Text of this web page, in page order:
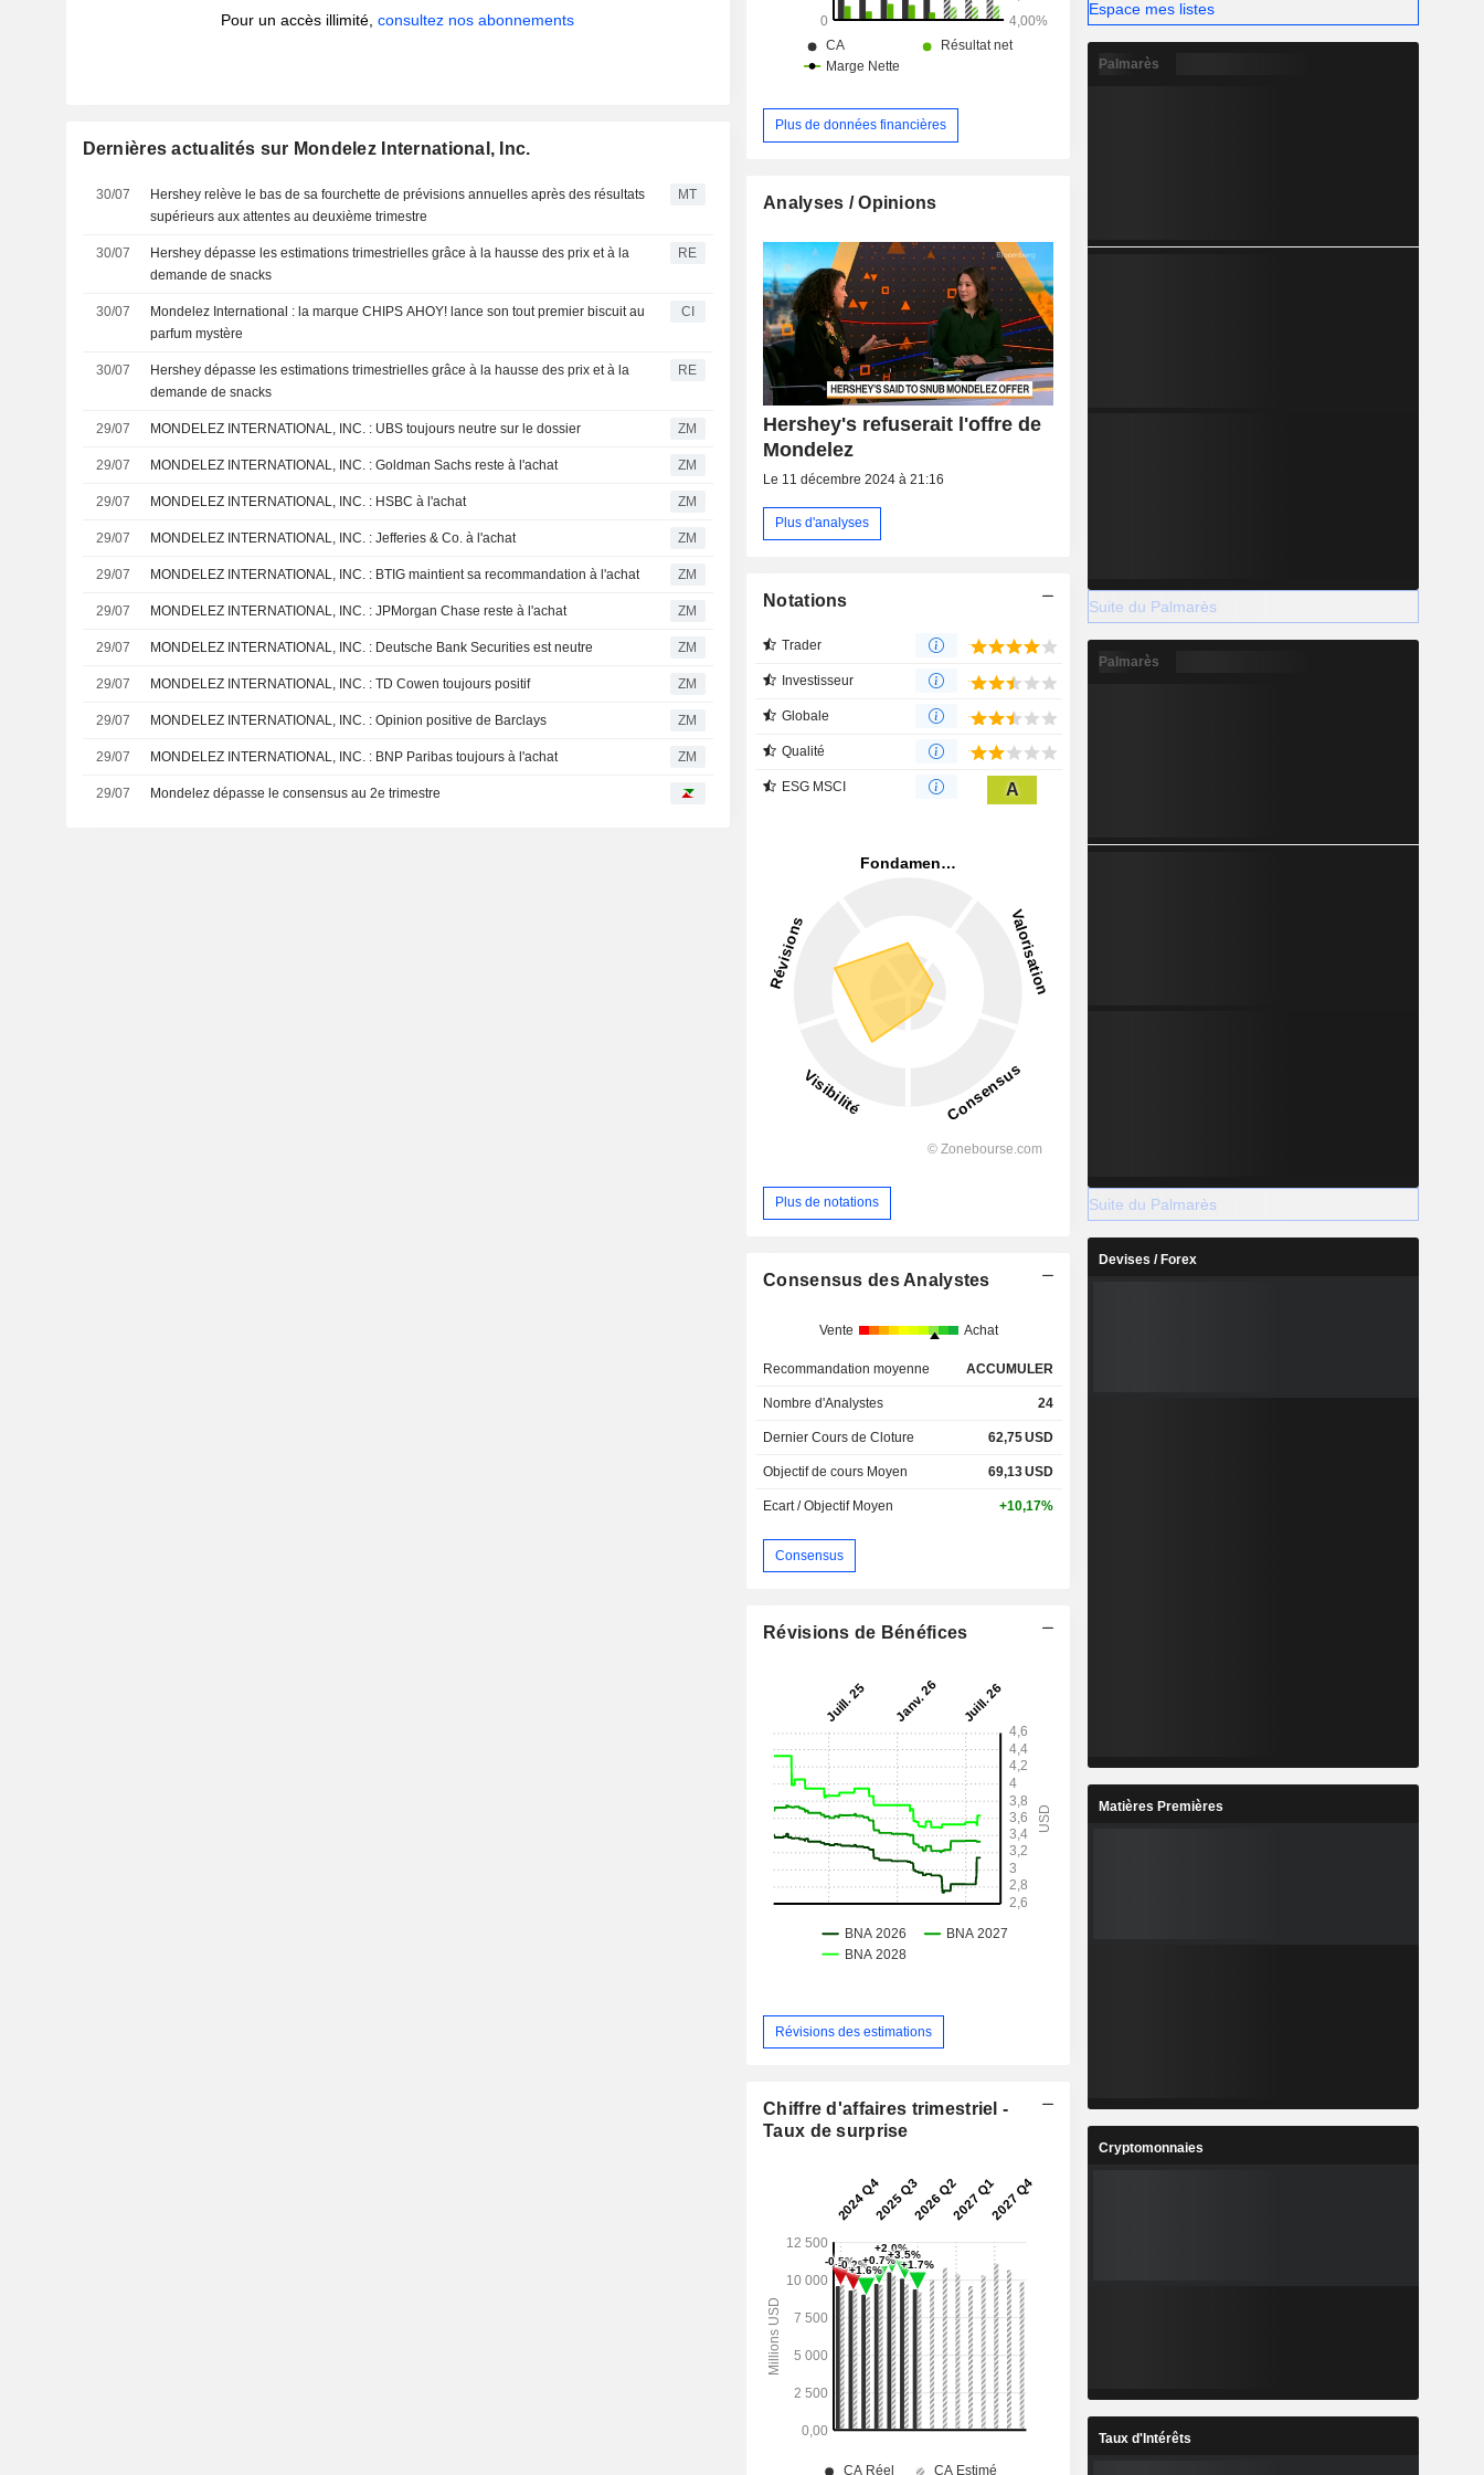
Pour un accès illimité,consultez nos abonnements
Dernières actualités sur Mondelez International, Inc.
30/07
Hershey relève le bas de sa fourchette de prévisions annuelles après des résultats
supérieurs aux attentes au deuxième trimestre
MT
30/07
Hershey dépasse les estimations trimestrielles grâce à la hausse des prix et à la
demande de snacks
RE
30/07
Mondelez International : la marque CHIPS AHOY! lance son tout premier biscuit au
parfum mystère
CI
30/07
Hershey dépasse les estimations trimestrielles grâce à la hausse des prix et à la
demande de snacks
RE
29/07 MONDELEZ INTERNATIONAL, INC. : UBS toujours neutre sur le dossier ZM
29/07 MONDELEZ INTERNATIONAL, INC. : Goldman Sachs reste à l'achat ZM
29/07 MONDELEZ INTERNATIONAL, INC. : HSBC à l'achat ZM
29/07 MONDELEZ INTERNATIONAL, INC. : Jefferies & Co. à l'achat ZM
29/07 MONDELEZ INTERNATIONAL, INC. : BTIG maintient sa recommandation à l'achat ZM
29/07 MONDELEZ INTERNATIONAL, INC. : JPMorgan Chase reste à l'achat ZM
29/07 MONDELEZ INTERNATIONAL, INC. : Deutsche Bank Securities est neutre ZM
29/07 MONDELEZ INTERNATIONAL, INC. : TD Cowen toujours positif ZM
29/07 MONDELEZ INTERNATIONAL, INC. : Opinion positive de Barclays ZM
29/07 MONDELEZ INTERNATIONAL, INC. : BNP Paribas toujours à l'achat ZM
29/07 Mondelez dépasse le consensus au 2e trimestre
Plus de données financières
Analyses / Opinions
Hershey's refuserait l'offre de
Mondelez
Le 11 décembre 2024 à 21:16
Plus d'analyses
Notations
Trader
Investisseur
Globale
Qualité
ESG MSCI A
Plus de notations
Consensus des Analystes
Vente Achat
Recommandation moyenne ACCUMULER
Nombre d'Analystes 24
Dernier Cours de Cloture 62,75USD
Objectif de cours Moyen 69,13USD
Ecart / Objectif Moyen +10,17%
Consensus
Révisions de Bénéfices
Révisions des estimations
Chiffre d'affaires trimestriel -
Taux de surprise
Espace mes listes
Palmarès
Suite du Palmarès
Palmarès
Suite du Palmarès
Devises / Forex
Matières Premières
Cryptomonnaies
Taux d'Intérêts